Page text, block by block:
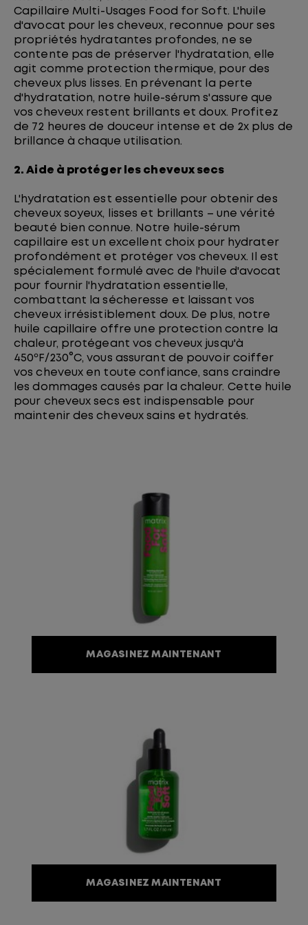
Capillaire Multi-Usages Food for Soft. L'huile
d'avocat pour les cheveux, reconnue pour ses
propriétés hydratantes profondes, ne se
contente pas de préserver l'hydratation, elle
agit comme protection thermique, pour des
cheveux plus lisses. En prévenant la perte
d'hydratation, notre huile-sérum s'assure que
vos cheveux restent brillants et doux. Profitez
de 72 heures de douceur intense et de 2x plus de
brillance à chaque utilisation.
2. Aide à protéger les cheveux secs
L'hydratation est essentielle pour obtenir des
cheveux soyeux, lisses et brillants – une vérité
beauté bien connue. Notre huile-sérum
capillaire est un excellent choix pour hydrater
profondément et protéger vos cheveux. Il est
spécialement formulé avec de l'huile d'avocat
pour fournir l'hydratation essentielle,
combattant la sécheresse et laissant vos
cheveux irrésistiblement doux. De plus, notre
huile capillaire offre une protection contre la
chaleur, protégeant vos cheveux jusqu'à
450ºF/230°C, vous assurant de pouvoir coiffer
vos cheveux en toute confiance, sans craindre
les dommages causés par la chaleur. Cette huile
pour cheveux secs est indispensable pour
maintenir des cheveux sains et hydratés.
MAGASINEZ MAINTENANT
MAGASINEZ MAINTENANT